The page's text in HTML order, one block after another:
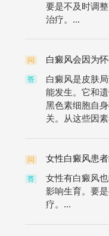
要是不及时调
治疗。...
问 白癜风会因为
答
白癜风是皮肤
能发生。它和
黑色素细胞自
关。从这些因
问 女性白癜风患
答
女性有白癜风
影响生育。要
疗。...